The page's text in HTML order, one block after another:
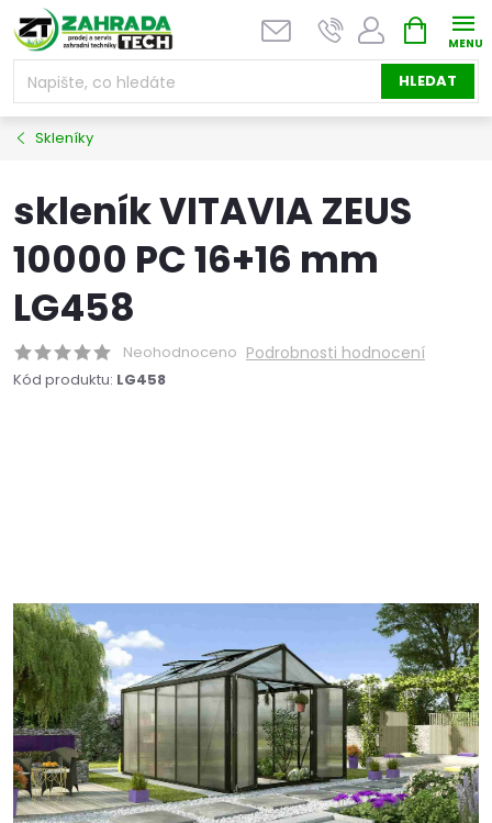
Přejít
na
obsah
HLEDAT
NÁKUPNÍ
KOŠÍK
Skleníky
skleník VITAVIA ZEUS
10000 PC 16+16 mm
LG458
Neohodnoceno Podrobnosti hodnocení
Kód produktu: LG458